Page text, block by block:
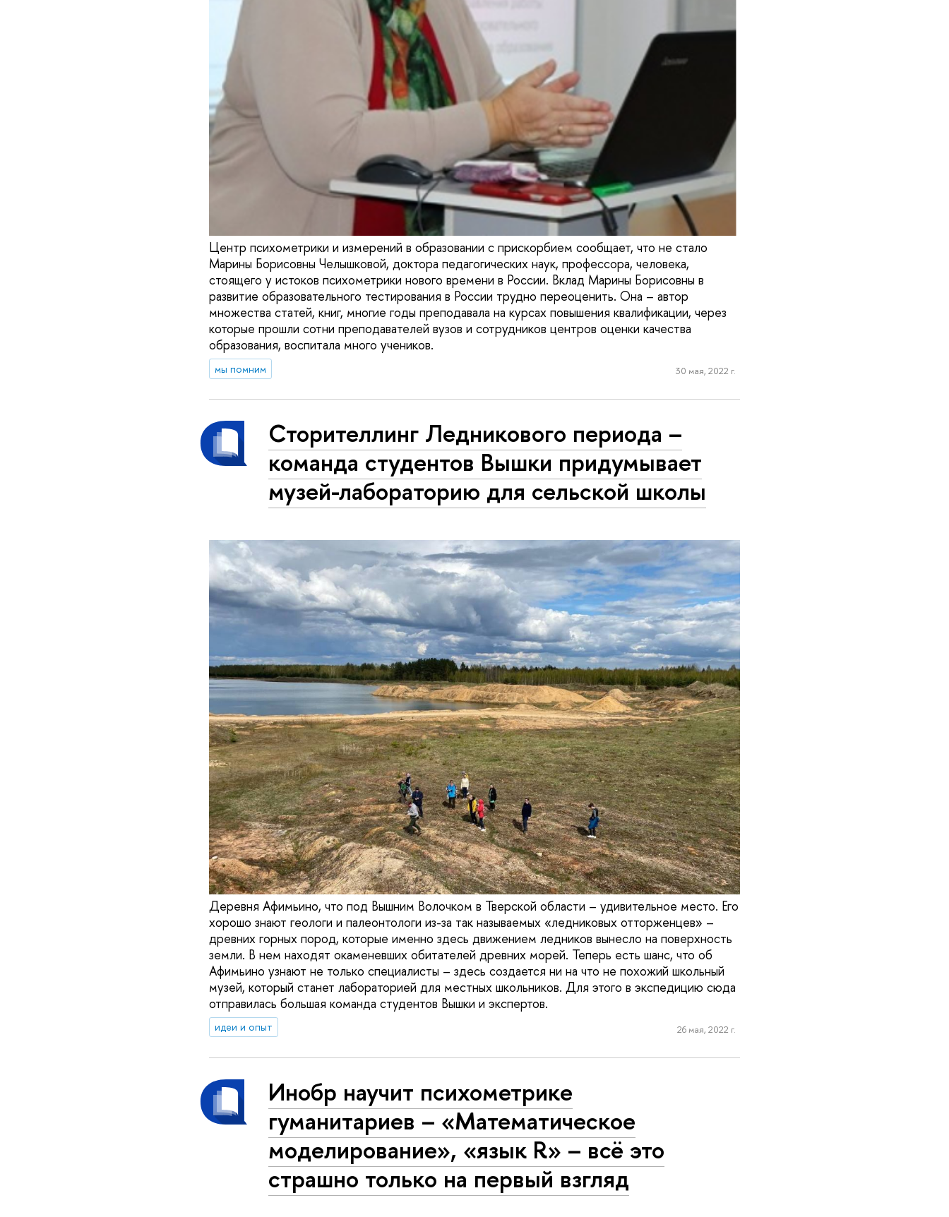
Центр психометрики и измерений в образовании с прискорбием сообщает, что не стало
Марины Борисовны Челышковой, доктора педагогических наук, профессора, человека,
стоящего у истоков психометрики нового времени в России. Вклад Марины Борисовны в
развитие образовательного тестирования в России трудно переоценить. Она – автор
множества статей, книг, многие годы преподавала на курсах повышения квалификации, через
которые прошли сотни преподавателей вузов и сотрудников центров оценки качества
образования, воспитала много учеников.
мы помним 30 мая, 2022 г.
Сторителлинг Ледникового периода –
команда студентов Вышки придумывает
музей-лабораторию для сельской школы
Деревня Афимьино, что под Вышним Волочком в Тверской области – удивительное место. Его
хорошо знают геологи и палеонтологи из-за так называемых «ледниковых отторженцев» –
древних горных пород, которые именно здесь движением ледников вынесло на поверхность
земли. В нем находят окаменевших обитателей древних морей. Теперь есть шанс, что об
Афимьино узнают не только специалисты – здесь создается ни на что не похожий школьный
музей, который станет лабораторией для местных школьников. Для этого в экспедицию сюда
отправилась большая команда студентов Вышки и экспертов.
идеи и опыт 26 мая, 2022 г.
Инобр научит психометрике
гуманитариев – «Математическое
моделирование», «язык R» – всё это
страшно только на первый взгляд